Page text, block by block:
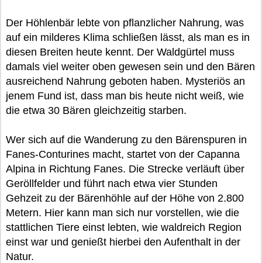
Der Höhlenbär lebte von pflanzlicher Nahrung, was
auf ein milderes Klima schließen lässt, als man es in
diesen Breiten heute kennt. Der Waldgürtel muss
damals viel weiter oben gewesen sein und den Bären
ausreichend Nahrung geboten haben. Mysteriös an
jenem Fund ist, dass man bis heute nicht weiß, wie
die etwa 30 Bären gleichzeitig starben.
Wer sich auf die Wanderung zu den Bärenspuren in
Fanes-Conturines macht, startet von der Capanna
Alpina in Richtung Fanes. Die Strecke verläuft über
Geröllfelder und führt nach etwa vier Stunden
Gehzeit zu der Bärenhöhle auf der Höhe von 2.800
Metern. Hier kann man sich nur vorstellen, wie die
stattlichen Tiere einst lebten, wie waldreich Region
einst war und genießt hierbei den Aufenthalt in der
Natur.